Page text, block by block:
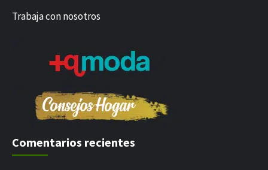
Trabaja con nosotros
Comentarios recientes